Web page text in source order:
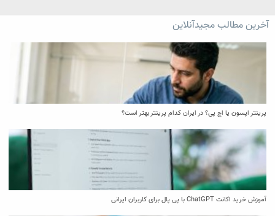
آخرین مطالب مجیدآنلاین
پرینتر اپسون یا اچ پی؟ در ایران کدام پرینتر بهتر است؟
آموزش خرید اکانت ChatGPT با پی پال برای کاربران ایرانی